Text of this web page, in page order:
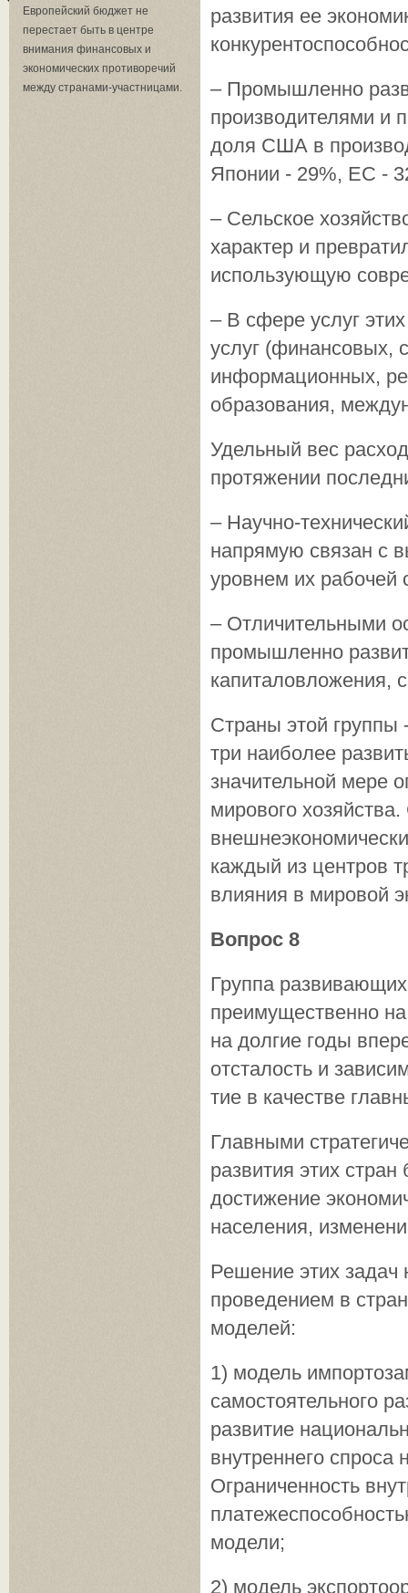
Европейский бюджет не
перестает быть в центре
внимания финансовых и
экономических противоречий
между странами-участницами.
развития ее
– Промышленно
производителями и
доля США в
Японии - 29%, ЕС -
– Сельское
характер и
использующую
– В сфере услуг
услуг (финансовых,
информационных,
образования,
Удельный вес
протяжении
– Научно-
напрямую связан с
уровнем их рабочей
– Отличительными
промышленно
капиталовложения,
Страны этой
три наиболее
значительной мере
мирового
каждый из центров
влияния в мировой
Вопрос 8
Группа
преимущественно
на долгие годы
отсталость и
тие в качестве
Главными
развития этих
достижение
населения,
Решение этих задач
проведением в
моделей:
1) модель
самостоятельного
развитие
внутреннего
Ограниченность
модели;
2) модель